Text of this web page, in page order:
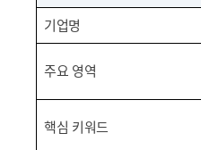
기업명
주요 영역
핵심 키워드